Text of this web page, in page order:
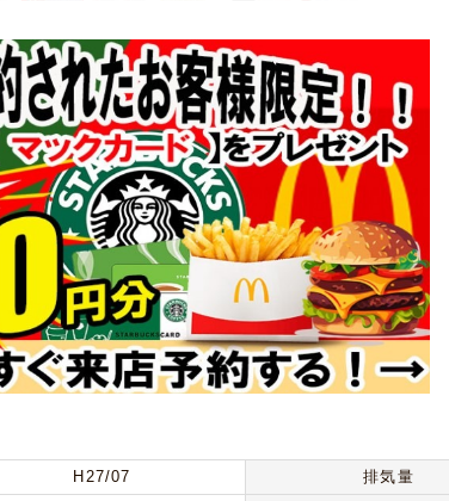
H27/07 排気量